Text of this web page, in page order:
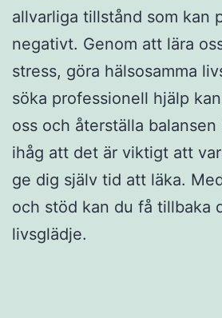
allvarliga tillstånd som kan
negativt. Genom att lära
stress, göra hälsosamma
söka professionell hjälp
oss och återställa balansen
ihåg att det är viktigt att
ge dig själv tid att läka.
och stöd kan du få tillbaka
livsglädje.